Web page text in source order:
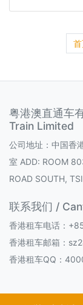
粤港澳直通车
Train Limited
公司地址：中国香
室 ADD: ROOM
ROAD SOUTH,
联系我们 /
香港租车电话：
香港租车邮箱：
香港租车QQ：